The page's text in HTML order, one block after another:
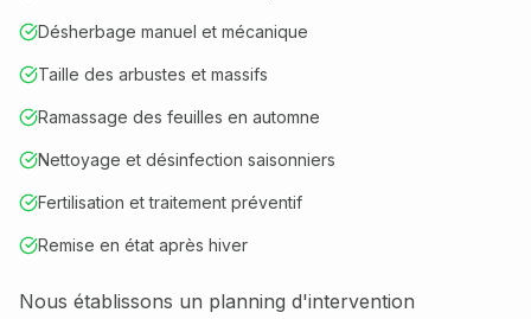
Désherbage manuel et mécanique
Taille des arbustes et massifs
Ramassage des feuilles en automne
Nettoyage et désinfection saisonniers
Fertilisation et traitement préventif
Remise en état après hiver
Nous établissons un planning d'intervention